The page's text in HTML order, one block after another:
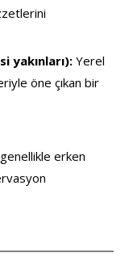
yakınları): Yerel
öne çıkan bir
erken